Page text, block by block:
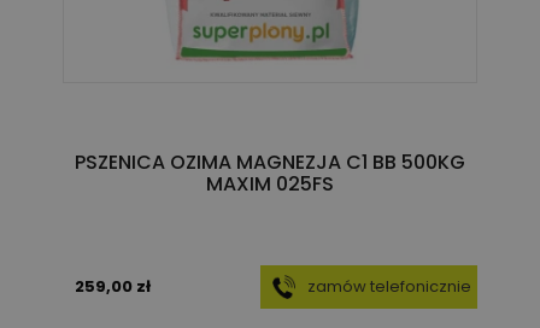
PSZENICA OZIMA MAGNEZJA C1 BB 500KG
MAXIM 025FS
259,00 zł zamów telefonicznie